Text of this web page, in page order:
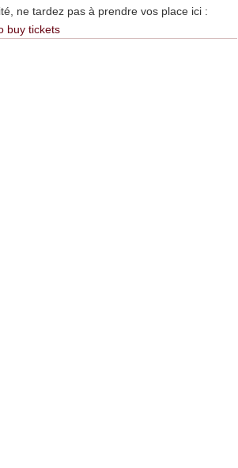
ne tardez pas à prendre vos place ici :
buy tickets